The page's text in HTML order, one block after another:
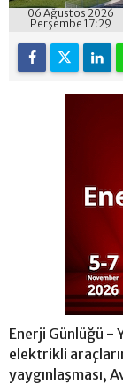
06 Ağustos 2026
Perşembe 17:29
Enerji Günlüğü -
elektrikli
yaygınlaşması,